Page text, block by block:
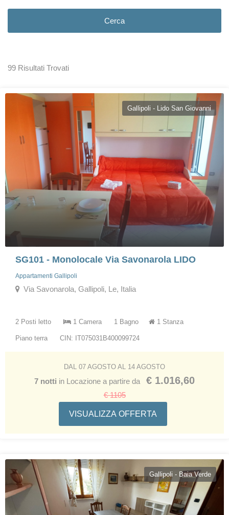
Cerca
99 Risultati Trovati
Gallipoli - Lido San Giovanni
SG101 - Monolocale Via Savonarola LIDO
Appartamenti Gallipoli
Via Savonarola, Gallipoli, Le, Italia
2 Posti letto 1 Camera 1 Bagno 1 Stanza
Piano terra CIN: IT075031B400099724
DAL 07 AGOSTO AL 14 AGOSTO
7 notti in Locazione a partire da € 1.016,60
€ 1105
VISUALIZZA OFFERTA
Gallipoli - Baia Verde